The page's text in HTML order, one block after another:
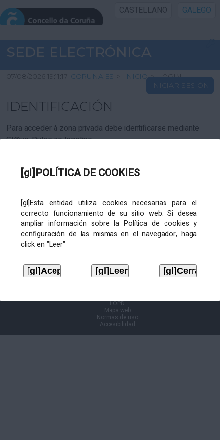
[gl]POLÍTICA DE COOKIES
[gl]Esta entidad utiliza cookies necesarias para el
correcto funcionamiento de su sitio web. Si desea
ampliar información sobre la Política de cookies y
configuración de las mismas en el navegador, haga
click en "Leer"
CASTELLANO GALEGO
INICIO SEDE
INICIO
INFORMACIÓN PÚBLICA
CARTAFOL CIDADÁN
SEDE ELECTRÓNICA
07/08/2026 19:11:17 CORUNA.ES > INICIO > LOGIN
INICIAR SESIÓN
IDENTIFICACIÓN
Para acceder á zona privada debe identificarse mediante
Cl@ve. Pulse no logotipo
LOPD
Mapa web
Normas de uso
Accesibilidad